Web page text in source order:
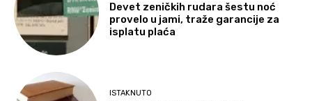
Devet zeničkih rudara šestu noć
provelo u jami, traže garancije za
isplatu plaća
ISTAKNUTO